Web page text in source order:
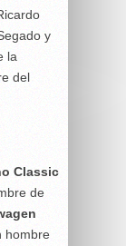
y
la
del
Classic
de
hombre